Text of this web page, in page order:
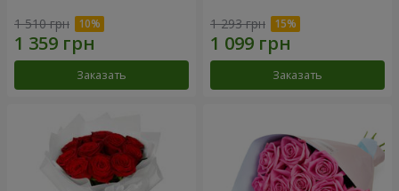
1 510 грн
Заказать
1 293 грн
Заказать